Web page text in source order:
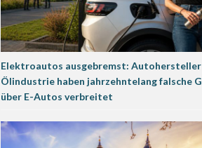
Elektroautos ausgebremst: Autohersteller
Ölindustrie haben jahrzehntelang falsche
über E-Autos verbreitet